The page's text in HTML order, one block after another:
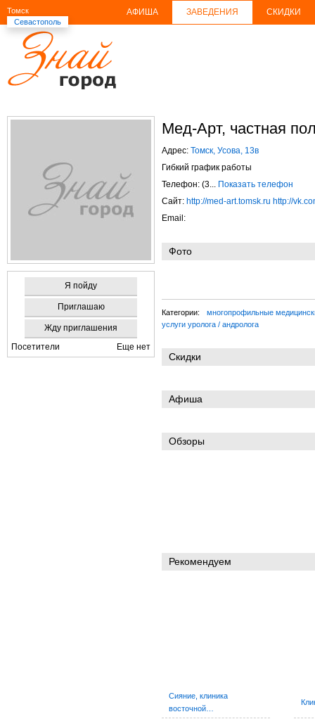
Томск
Севастополь
АФИША ЗАВЕДЕНИЯ СКИДКИ
Я пойду
Приглашаю
Жду приглашения
Посетители
Еще нет
Мед-Арт, частная
Адрес: Томск, Усова, 13в
Гибкий график работы
Телефон: (3... Показать телефон
Сайт: http://med-art.tomsk.ru http://
Email:
Фото
Категории:
многопрофильные
услуги уролога / андролога
Скидки
Афиша
Обзоры
Рекомендуем
Сияние, клиника
восточной…